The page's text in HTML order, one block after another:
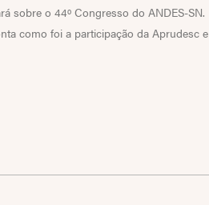
sobre o 44º Congresso do ANDES-SN.
como foi a participação da Aprudesc e